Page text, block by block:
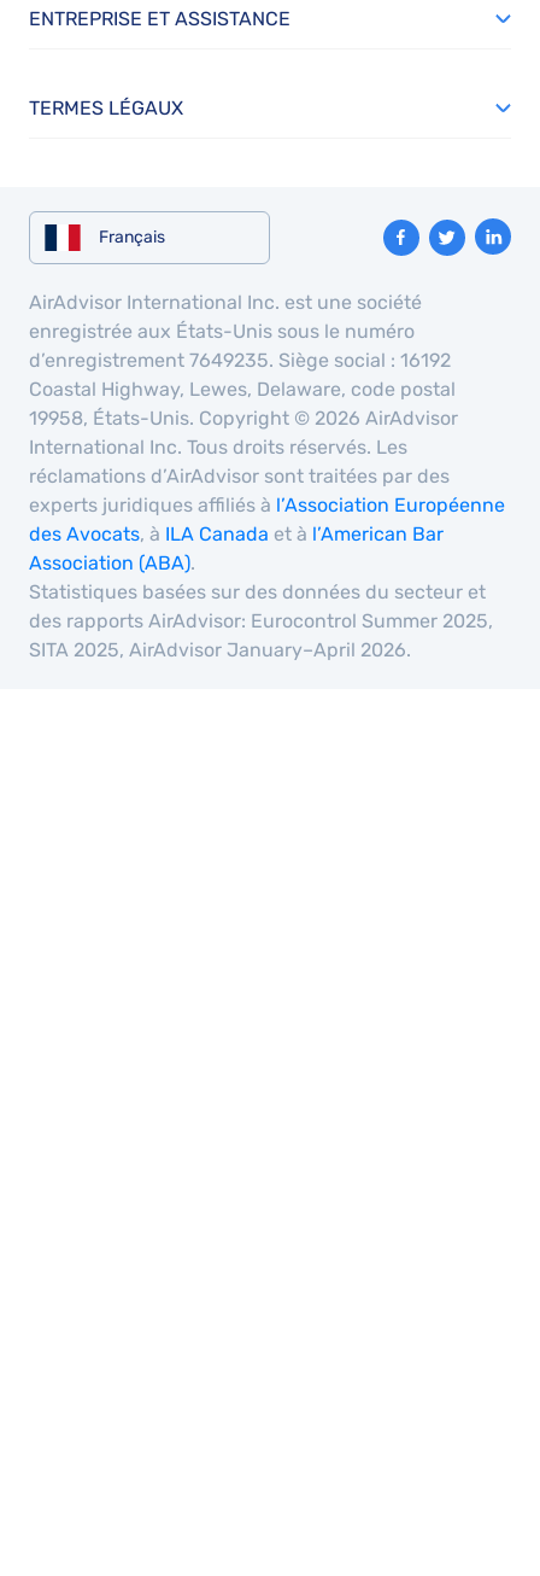
ENTREPRISE ET ASSISTANCE
TERMES LÉGAUX
Français
AirAdvisor International Inc. est une société
enregistrée aux États-Unis sous le numéro
d’enregistrement 7649235. Siège social : 16192
Coastal Highway, Lewes, Delaware, code postal
19958, États-Unis. Copyright © 2026 AirAdvisor
International Inc. Tous droits réservés. Les
réclamations d’AirAdvisor sont traitées par des
experts juridiques affiliés à l’Association Européenne
des Avocats, à ILA Canada et à l’American Bar
Association (ABA).
Statistiques basées sur des données du secteur et
des rapports AirAdvisor: Eurocontrol Summer 2025,
SITA 2025, AirAdvisor January–April 2026.